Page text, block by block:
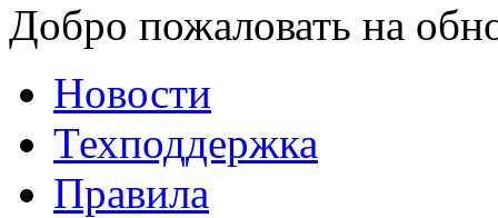
Добро пожаловать на
Новости
Техподдержка
Правила